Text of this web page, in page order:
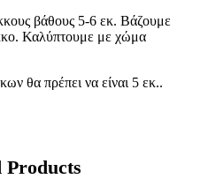
βάθους 5-6 εκ. Βάζουμε
Καλύπτουμε με χώμα
θα πρέπει να είναι 5 εκ..
Products